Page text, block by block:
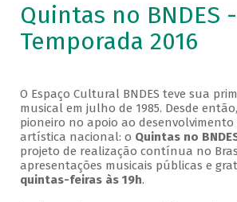
Quintas no BNDES -
Temporada 2016
O Espaço Cultural BNDES teve sua
musical em julho de 1985. Desde
pioneiro no apoio ao
artística nacional: o Quintas no
projeto de realização contínua no
apresentações musicais públicas e
quintas-feiras às 19h.